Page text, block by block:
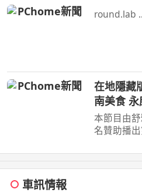
在地隱藏
南美食
食推薦
本節目由
名贊助播
車訊情報